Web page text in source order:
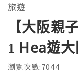
旅遊
【大阪親
1 Hea遊
瀏覽次數:7044